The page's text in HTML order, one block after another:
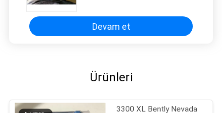
Devam et
Ürünleri
3300 XL Bently Nevada